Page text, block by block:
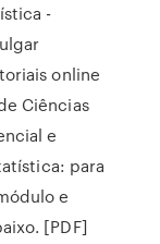
-
online
Ciências
e
para
e
[PDF]